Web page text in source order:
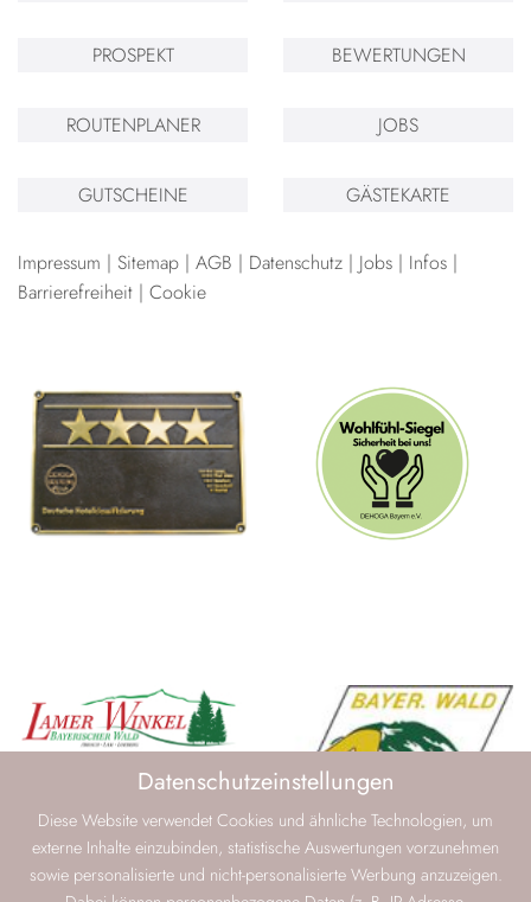
Datenschutzeinstellungen
Diese Website verwendet Cookies und ähnliche Technologien, um
externe Inhalte einzubinden, statistische Auswertungen vorzunehmen
sowie personalisierte und nicht-personalisierte Werbung anzuzeigen.
PROSPEKT BEWERTUNGEN
ROUTENPLANER JOBS
GUTSCHEINE GÄSTEKARTE
Impressum Sitemap AGB Datenschutz Jobs
Infos
Barrierefreiheit
Cookie